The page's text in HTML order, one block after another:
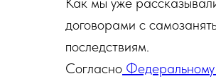
договорами с
последствиям.
Согласно